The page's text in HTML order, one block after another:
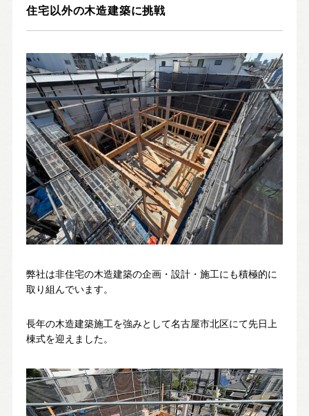
re:tsumugi マンションリノベ
不動産/土地・物件情報
暮らしの実例集
見学会・イベント
新着情報
ブログ・家づくりコラム
私たちについて
スタッフ紹介
SDGsへの取り組み
沿革
住宅以外の木造建築に挑戦
弊社は非住宅の木造建築の企画・設計・施工にも積極的に
取り組んでいます。
長年の木造建築施工を強みとして名古屋市北区にて先日上
棟式を迎えました。